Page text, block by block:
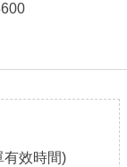
有效時間)